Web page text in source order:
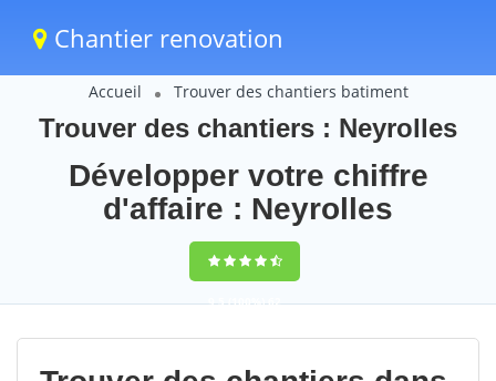
Chantier renovation
Accueil Trouver des chantiers batiment
Trouver des chantiers : Neyrolles
Développer votre chiffre
d'affaire : Neyrolles
9,5(100%)62
votes